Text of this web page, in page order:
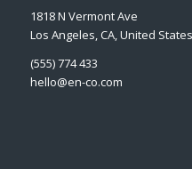
1818 N Vermont Ave
Los Angeles, CA, United States
(555) 774 433
hello@en-co.com